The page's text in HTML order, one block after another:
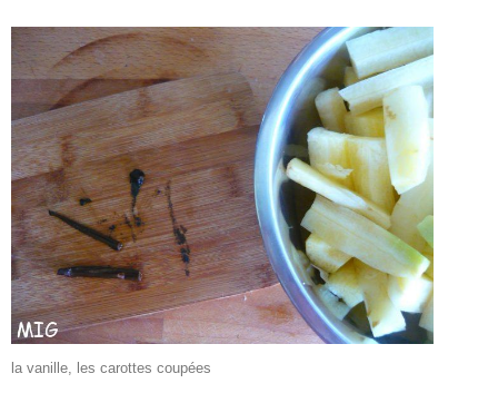
la vanille, les carottes coupées